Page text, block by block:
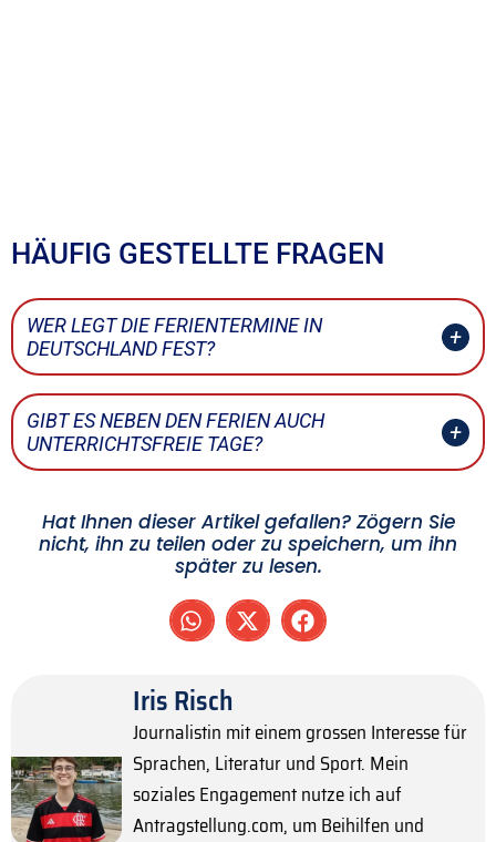
HÄUFIG GESTELLTE FRAGEN
WER LEGT DIE FERIENTERMINE IN
DEUTSCHLAND FEST?
GIBT ES NEBEN DEN FERIEN AUCH
UNTERRICHTSFREIE TAGE?
Hat Ihnen dieser Artikel gefallen? Zögern Sie
nicht, ihn zu teilen oder zu speichern, um ihn
später zu lesen.
Iris Risch
Journalistin mit einem grossen Interesse für
Sprachen, Literatur und Sport. Mein
soziales Engagement nutze ich auf
Antragstellung.com, um Beihilfen und